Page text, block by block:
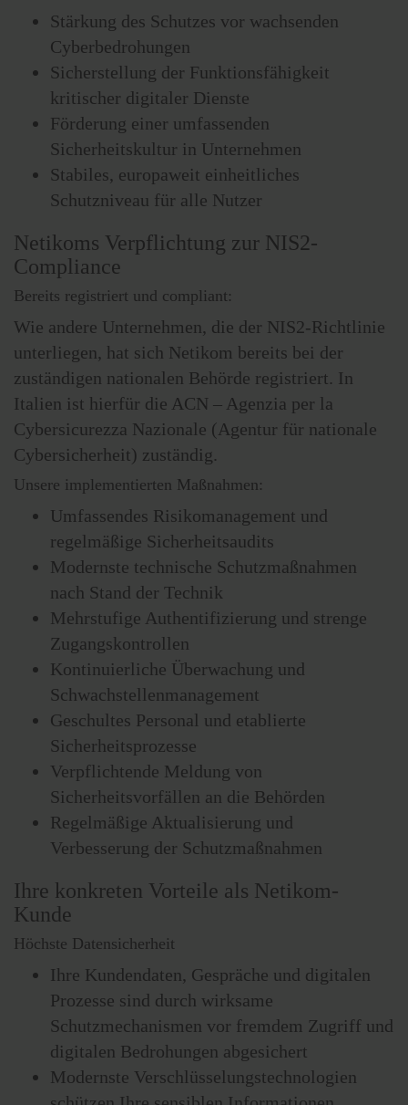
Stärkung des Schutzes vor wachsenden
Cyberbedrohungen
Sicherstellung der Funktionsfähigkeit
kritischer digitaler Dienste
Förderung einer umfassenden
Sicherheitskultur in Unternehmen
Stabiles, europaweit einheitliches
Schutzniveau für alle Nutzer
Netikoms Verpflichtung zur NIS2-
Compliance
Bereits registriert und compliant:
Wie andere Unternehmen, die der NIS2-Richtlinie
unterliegen, hat sich Netikom bereits bei der
zuständigen nationalen Behörde registriert. In
Italien ist hierfür die ACN – Agenzia per la
Cybersicurezza Nazionale (Agentur für nationale
Cybersicherheit) zuständig.
Unsere implementierten Maßnahmen:
Umfassendes Risikomanagement und
regelmäßige Sicherheitsaudits
Modernste technische Schutzmaßnahmen
nach Stand der Technik
Mehrstufige Authentifizierung und strenge
Zugangskontrollen
Kontinuierliche Überwachung und
Schwachstellenmanagement
Geschultes Personal und etablierte
Sicherheitsprozesse
Verpflichtende Meldung von
Sicherheitsvorfällen an die Behörden
Regelmäßige Aktualisierung und
Verbesserung der Schutzmaßnahmen
Ihre konkreten Vorteile als Netikom-
Kunde
Höchste Datensicherheit
Ihre Kundendaten, Gespräche und digitalen
Prozesse sind durch wirksame
Schutzmechanismen vor fremdem Zugriff und
digitalen Bedrohungen abgesichert
Modernste Verschlüsselungstechnologien